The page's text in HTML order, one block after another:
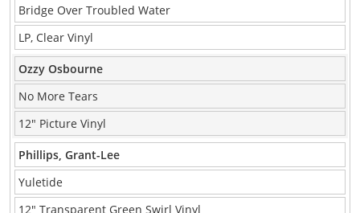
Bridge Over Troubled Water
LP, Clear Vinyl
Ozzy Osbourne
No More Tears
12″ Picture Vinyl
Phillips, Grant-Lee
Yuletide
12″ Transparent Green Swirl Vinyl